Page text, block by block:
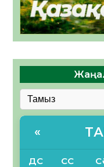
«
ДС СС СӘ